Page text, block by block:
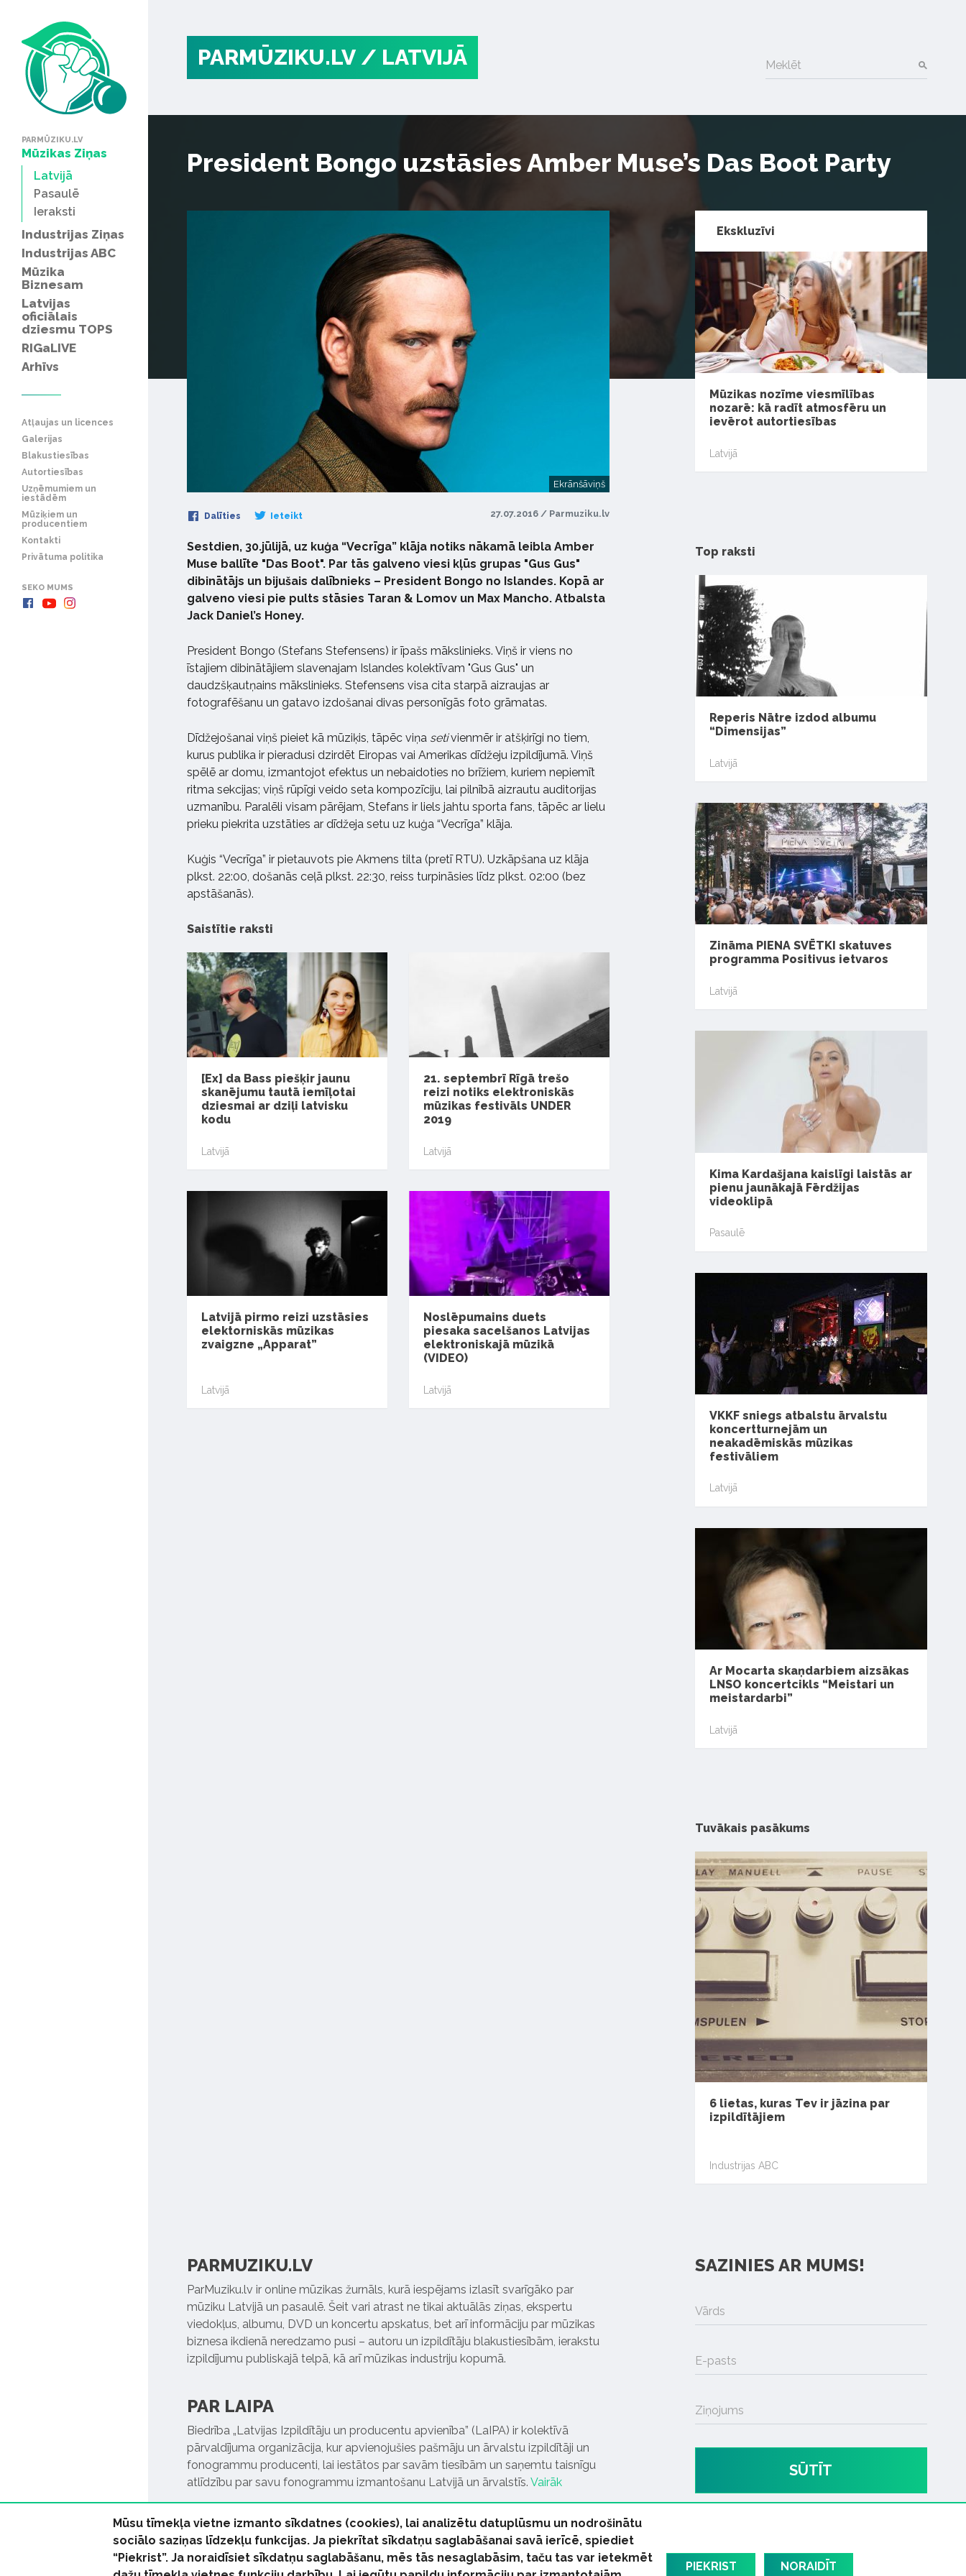
PARMŪZIKU.LV
Mūzikas Ziņas
Latvijā
Pasaulē
Ieraksti
Industrijas Ziņas
Industrijas ABC
Mūzika
Biznesam
Latvijas
oficiālais
dziesmu TOPS
RIGaLIVE
Arhīvs
Atļaujas un licences
Galerijas
Blakustiesības
Autortiesības
Uzņēmumiem un
iestādēm
Mūziķiem un
producentiem
Kontakti
Privātuma politika
SEKO MUMS
PARMŪZIKU.LV / LATVIJĀ Meklēt
President Bongo uzstāsies Amber Muse’s Das Boot Party
Ekrānšāviņš
Dalīties Ieteikt 27.07.2016 / Parmuziku.lv
Sestdien, 30.jūlijā, uz kuģa “Vecrīga” klāja notiks nākamā leibla Amber
Muse ballīte "Das Boot". Par tās galveno viesi kļūs grupas "Gus Gus"
dibinātājs un bijušais dalībnieks – President Bongo no Islandes. Kopā ar
galveno viesi pie pults stāsies Taran & Lomov un Max Mancho. Atbalsta
Jack Daniel’s Honey.
President Bongo (Stefans Stefensens) ir īpašs mākslinieks. Viņš ir viens no
īstajiem dibinātājiem slavenajam Islandes kolektīvam "Gus Gus" un
daudzšķautņains mākslinieks. Stefensens visa cita starpā aizraujas ar
fotografēšanu un gatavo izdošanai divas personīgās foto grāmatas.
Dīdžejošanai viņš pieiet kā mūziķis, tāpēc viņa setivienmēr ir atšķirīgi no tiem,
kurus publika ir pieradusi dzirdēt Eiropas vai Amerikas dīdžeju izpildījumā. Viņš
spēlē ar domu, izmantojot efektus un nebaidoties no brīžiem, kuriem nepiemīt
ritma sekcijas; viņš rūpīgi veido seta kompozīciju, lai pilnībā aizrautu auditorijas
uzmanību. Paralēli visam pārējam, Stefans ir liels jahtu sporta fans, tāpēc ar lielu
prieku piekrita uzstāties ar dīdžeja setu uz kuģa “Vecrīga” klāja.
Kuģis “Vecrīga” ir pietauvots pie Akmens tilta (pretī RTU). Uzkāpšana uz klāja
plkst. 22:00, došanās ceļā plkst. 22:30, reiss turpināsies līdz plkst. 02:00 (bez
apstāšanās).
Saistītie raksti
[Ex] da Bass piešķir jaunu
skanējumu tautā iemīļotai
dziesmai ar dziļi latvisku
kodu
Latvijā
21. septembrī Rīgā trešo
reizi notiks elektroniskās
mūzikas festivāls UNDER
2019
Latvijā
Latvijā pirmo reizi uzstāsies
elektorniskās mūzikas
zvaigzne „Apparat”
Latvijā
Noslēpumains duets
piesaka sacelšanos Latvijas
elektroniskajā mūzikā
(VIDEO)
Latvijā
Ekskluzīvi
Mūzikas nozīme viesmīlības
nozarē: kā radīt atmosfēru un
ievērot autortiesības
Latvijā
Top raksti
Reperis Nātre izdod albumu
“Dimensijas”
Latvijā
Zināma PIENA SVĒTKI skatuves
programma Positivus ietvaros
Latvijā
Kima Kardašjana kaislīgi laistās ar
pienu jaunākajā Fērdžijas
videoklipā
Pasaulē
VKKF sniegs atbalstu ārvalstu
koncertturnejām un
neakadēmiskās mūzikas
festivāliem
Latvijā
Ar Mocarta skaņdarbiem aizsākas
LNSO koncertcikls “Meistari un
meistardarbi”
Latvijā
Tuvākais pasākums
6 lietas, kuras Tev ir jāzina par
izpildītājiem
Industrijas ABC
PARMUZIKU.LV
ParMuziku.lv ir online mūzikas žurnāls, kurā iespējams izlasīt svarīgāko par
mūziku Latvijā un pasaulē. Šeit vari atrast ne tikai aktuālās ziņas, ekspertu
viedokļus, albumu, DVD un koncertu apskatus, bet arī informāciju par mūzikas
biznesa ikdienā neredzamo pusi – autoru un izpildītāju blakustiesībām, ierakstu
izpildījumu publiskajā telpā, kā arī mūzikas industriju kopumā.
PAR LAIPA
Biedrība „Latvijas Izpildītāju un producentu apvienība” (LaIPA) ir kolektīvā
pārvaldījuma organizācija, kur apvienojušies pašmāju un ārvalstu izpildītāji un
fonogrammu producenti, lai iestātos par savām tiesībām un saņemtu taisnīgu
atlīdzību par savu fonogrammu izmantošanu Latvijā un ārvalstīs. Vairāk
SAZINIES AR MUMS!
Vārds
E-pasts
Ziņojums
SŪTĪT
Mūsu tīmekļa vietne izmanto sīkdatnes (cookies), lai analizētu datuplūsmu un nodrošinātu
sociālo saziņas līdzekļu funkcijas. Ja piekrītat sīkdatņu saglabāšanai savā ierīcē, spiediet
“Piekrist”. Ja noraidīsiet sīkdatņu saglabāšanu, mēs tās nesaglabāsim, taču tas var ietekmēt
PIEKRIST NORAIDĪT